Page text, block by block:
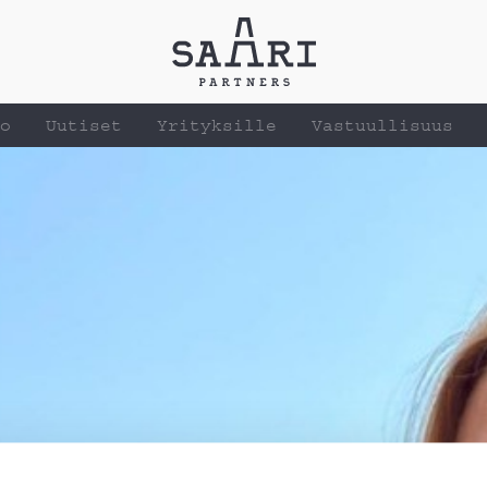
Uutiset Yrityksille Vastuullisuus